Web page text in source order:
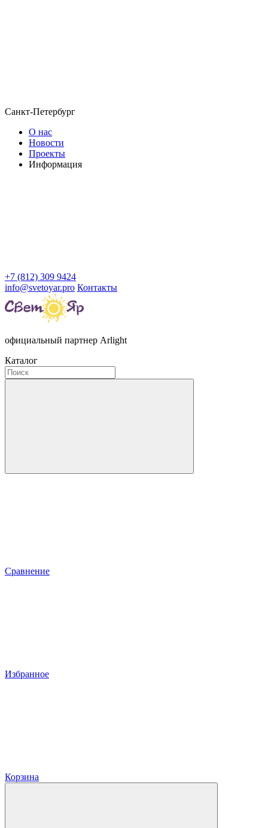
Санкт-Петербург
О нас
Новости
Проекты
Информация
+7 (812) 309 9424
info@svetoyar.pro Контакты
официальный партнер Arlight
Каталог
Сравнение
Избранное
Корзина